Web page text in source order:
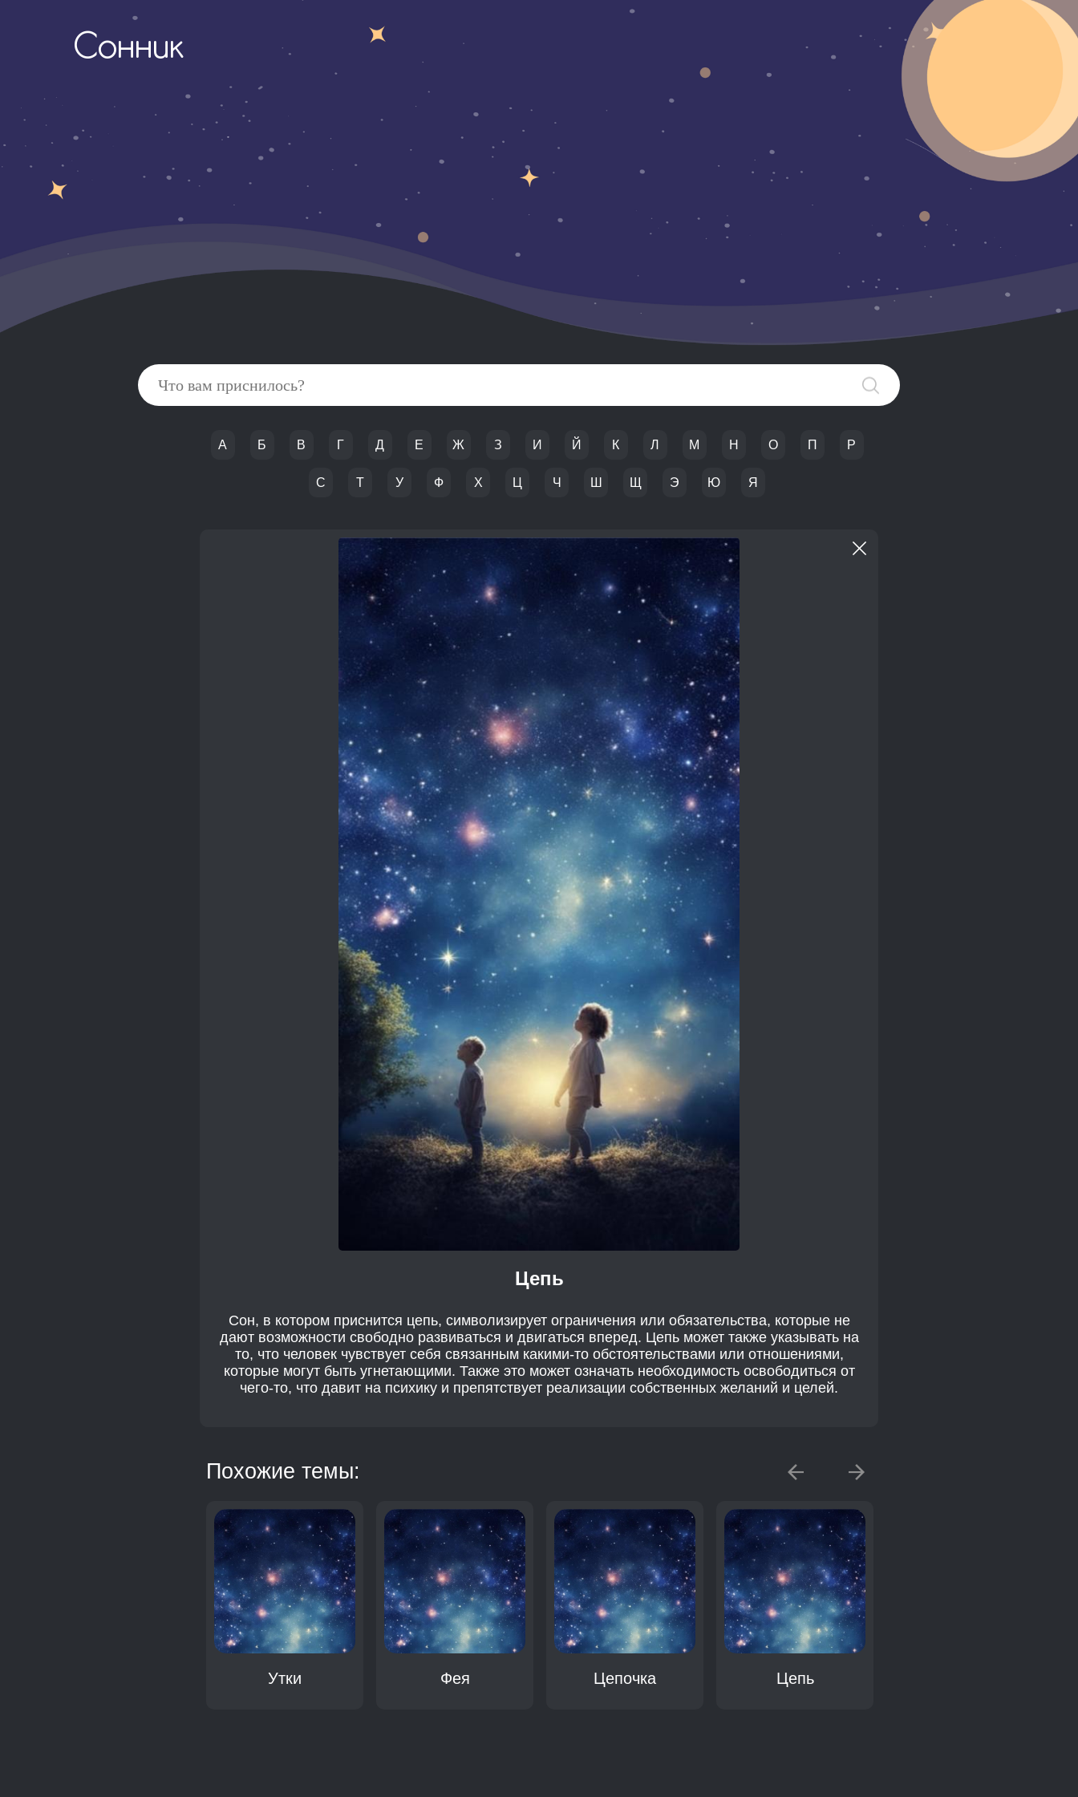
Сонник
А Б В Г Д Е Ж З И Й К Л М Н О П Р
С Т У Ф Х Ц Ч Ш Щ Э Ю Я
Цепь
Сон, в котором приснится цепь, символизирует ограничения или обязательства, которые не
дают возможности свободно развиваться и двигаться вперед. Цепь может также указывать на
то, что человек чувствует себя связанным какими-то обстоятельствами или отношениями,
которые могут быть угнетающими. Также это может означать необходимость освободиться от
чего-то, что давит на психику и препятствует реализации собственных желаний и целей.
Похожие темы:
Утки Фея Цепочка Цепь